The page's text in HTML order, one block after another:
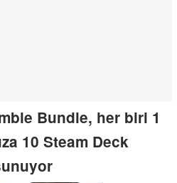
Bundle, her biri 1
10 Steam Deck